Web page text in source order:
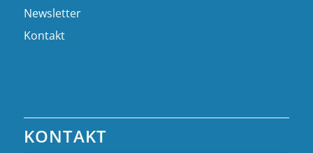
Newsletter
Kontakt
KONTAKT